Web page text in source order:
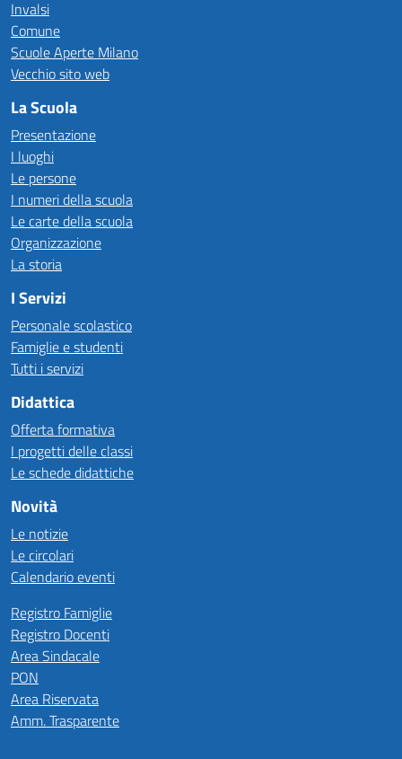
Invalsi
Comune
Scuole Aperte Milano
Vecchio sito web
La Scuola
Presentazione
I luoghi
Le persone
I numeri della scuola
Le carte della scuola
Organizzazione
La storia
I Servizi
Personale scolastico
Famiglie e studenti
Tutti i servizi
Didattica
Offerta formativa
I progetti delle classi
Le schede didattiche
Novità
Le notizie
Le circolari
Calendario eventi
Registro Famiglie
Registro Docenti
Area Sindacale
PON
Area Riservata
Amm. Trasparente